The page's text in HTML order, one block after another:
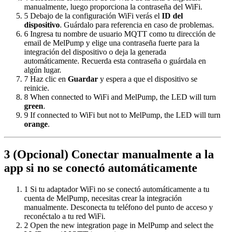
manualmente, luego proporciona la contraseña del WiFi.
5 Debajo de la configuración WiFi verás el ID del
dispositivo. Guárdalo para referencia en caso de problemas.
6 Ingresa tu nombre de usuario MQTT como tu dirección de
email de MelPump y elige una contraseña fuerte para la
integración del dispositivo o deja la generada
automáticamente. Recuerda esta contraseña o guárdala en
algún lugar.
7 Haz clic en Guardar y espera a que el dispositivo se
reinicie.
8 When connected to WiFi and MelPump, the LED will turn
green.
9 If connected to WiFi but not to MelPump, the LED will turn
orange.
3 (Opcional) Conectar manualmente a la
app si no se conectó automáticamente
1 Si tu adaptador WiFi no se conectó automáticamente a tu
cuenta de MelPump, necesitas crear la integración
manualmente. Desconecta tu teléfono del punto de acceso y
reconéctalo a tu red WiFi.
2 Open the new integration page in MelPump and select the